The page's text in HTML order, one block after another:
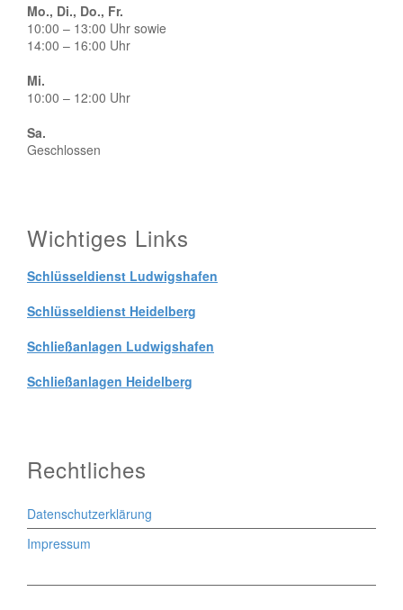
Mo., Di., Do., Fr.
10:00 – 13:00 Uhr sowie
14:00 – 16:00 Uhr
Mi.
10:00 – 12:00 Uhr
Sa.
Geschlossen
Wichtiges Links
Schlüsseldienst Ludwigshafen
Schlüsseldienst Heidelberg
Schließanlagen Ludwigshafen
Schließanlagen Heidelberg
Rechtliches
Datenschutzerklärung
Impressum